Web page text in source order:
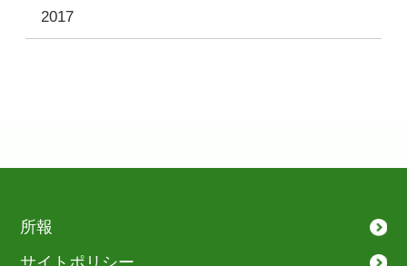
2017
所報
サイトポリシー